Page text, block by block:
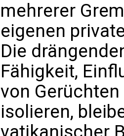
mehrerer
eigenen
Die
Fähigkeit,
von
isolieren,